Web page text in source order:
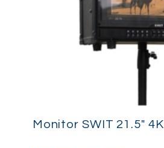
Monitor SWIT 21.5″ 4K